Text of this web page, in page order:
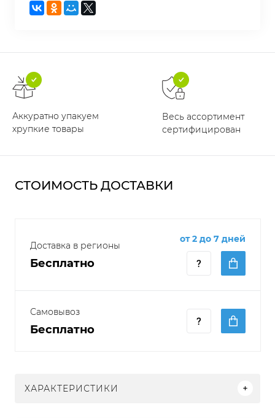
Аккуратно упакуем
хрупкие товары
Весь ассортимент
сертифицирован
СТОИМОСТЬ ДОСТАВКИ
Доставка в регионы
Бесплатно
от 2 до 7 дней
Самовывоз
Бесплатно
ХАРАКТЕРИСТИКИ